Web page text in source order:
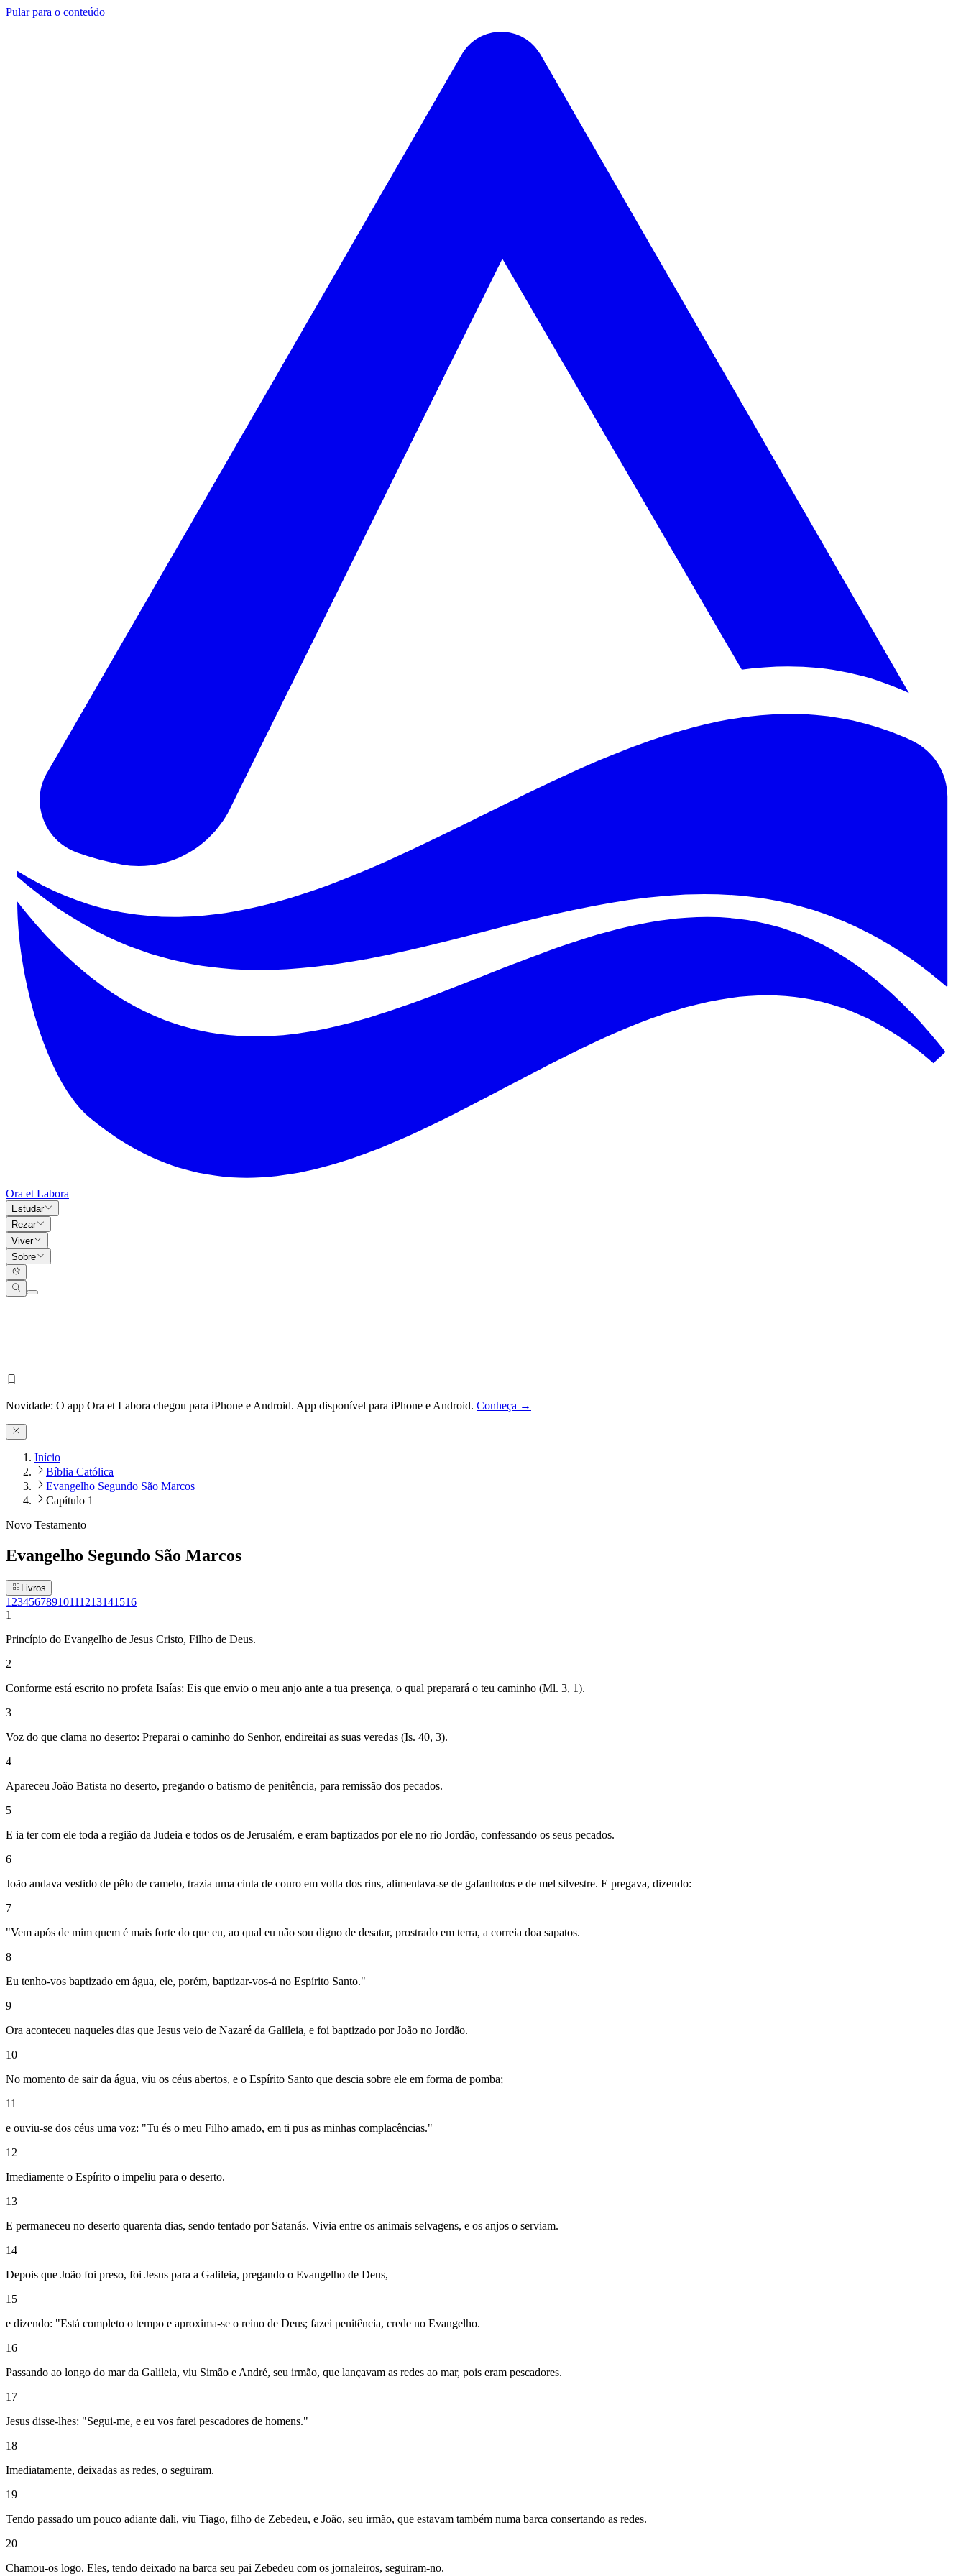
Pular para o conteúdo
Ora et Labora
Estudar
Rezar
Viver
Sobre
Novidade: O app Ora et Labora chegou para iPhone e Android. App disponível para iPhone e Android. Conheça →
Início
Bíblia Católica
Evangelho Segundo São Marcos
Capítulo 1
Novo Testamento
Evangelho Segundo São Marcos
Livros
1 2345678910111213141516
1
Princípio do Evangelho de Jesus Cristo, Filho de Deus.
2
Conforme está escrito no profeta Isaías: Eis que envio o meu anjo ante a tua presença, o qual preparará o teu caminho (Ml. 3, 1).
3
Voz do que clama no deserto: Preparai o caminho do Senhor, endireitai as suas veredas (Is. 40, 3).
4
Apareceu João Batista no deserto, pregando o batismo de penitência, para remissão dos pecados.
5
E ia ter com ele toda a região da Judeia e todos os de Jerusalém, e eram baptizados por ele no rio Jordão, confessando os seus pecados.
6
João andava vestido de pêlo de camelo, trazia uma cinta de couro em volta dos rins, alimentava-se de gafanhotos e de mel silvestre. E pregava, dizendo:
7
"Vem após de mim quem é mais forte do que eu, ao qual eu não sou digno de desatar, prostrado em terra, a correia doa sapatos.
8
Eu tenho-vos baptizado em água, ele, porém, baptizar-vos-á no Espírito Santo."
9
Ora aconteceu naqueles dias que Jesus veio de Nazaré da Galileia, e foi baptizado por João no Jordão.
10
No momento de sair da água, viu os céus abertos, e o Espírito Santo que descia sobre ele em forma de pomba;
11
e ouviu-se dos céus uma voz: "Tu és o meu Filho amado, em ti pus as minhas complacências."
12
Imediamente o Espírito o impeliu para o deserto.
13
E permaneceu no deserto quarenta dias, sendo tentado por Satanás. Vivia entre os animais selvagens, e os anjos o serviam.
14
Depois que João foi preso, foi Jesus para a Galileia, pregando o Evangelho de Deus,
15
e dizendo: "Está completo o tempo e aproxima-se o reino de Deus; fazei penitência, crede no Evangelho.
16
Passando ao longo do mar da Galileia, viu Simão e André, seu irmão, que lançavam as redes ao mar, pois eram pescadores.
17
Jesus disse-lhes: "Segui-me, e eu vos farei pescadores de homens."
18
Imediatamente, deixadas as redes, o seguiram.
19
Tendo passado um pouco adiante dali, viu Tiago, filho de Zebedeu, e João, seu irmão, que estavam também numa barca consertando as redes.
20
Chamou-os logo. Eles, tendo deixado na barca seu pai Zebedeu com os jornaleiros, seguiram-no.